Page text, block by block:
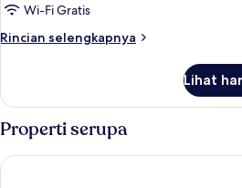
Wi-Fi Gratis
Rincian selengkapnya
Rincian
Kamar
Superior
Lihat
Properti serupa
Hotel Arok